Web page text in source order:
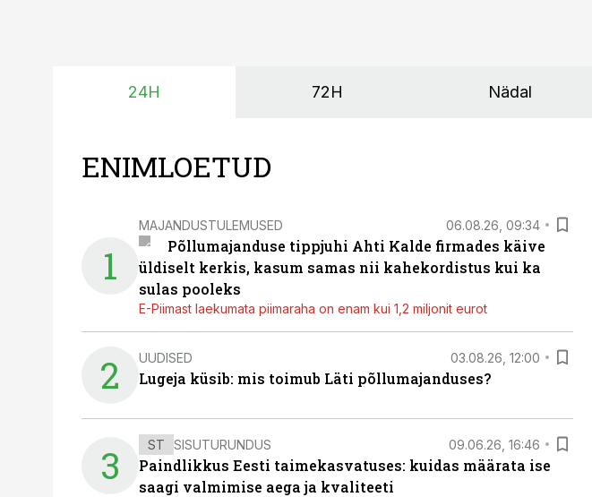
24H 72H Nädal
ENIMLOETUD
1
MAJANDUSTULEMUSED 06.08.26, 09:34
Põllumajanduse tippjuhi Ahti Kalde firmades käive
üldiselt kerkis, kasum samas nii kahekordistus kui ka
sulas pooleks
E-Piimast laekumata piimaraha on enam kui 1,2 miljonit eurot
2 UUDISED 03.08.26, 12:00
Lugeja küsib: mis toimub Läti põllumajanduses?
3 ST SISUTURUNDUS 09.06.26, 16:46
Paindlikkus Eesti taimekasvatuses: kuidas määrata ise
saagi valmimise aega ja kvaliteeti